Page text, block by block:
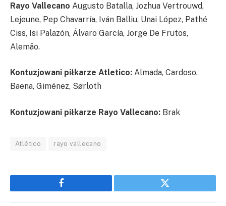
Rayo Vallecano Augusto Batalla, Jozhua Vertrouwd,
Lejeune, Pep Chavarría, Iván Balliu, Unai López, Pathé
Ciss, Isi Palazón, Álvaro García, Jorge De Frutos,
Alemão.
Kontuzjowani piłkarze Atletico: Almada, Cardoso,
Baena, Giménez, Sørloth
Kontuzjowani piłkarze Rayo Vallecano: Brak
Atlético rayo vallecano
Facebook Twitter